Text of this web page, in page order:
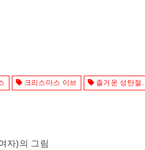
크리스마스 이브 즐거운 성탄절.
자)의 그림